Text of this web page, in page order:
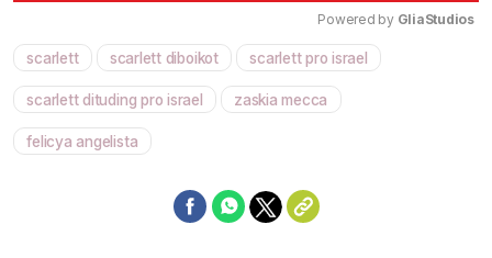
Powered by GliaStudios
scarlett scarlett diboikot scarlett pro israel
scarlett dituding pro israel zaskia mecca
felicya angelista